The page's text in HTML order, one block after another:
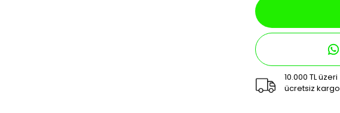
10.000 TL üzeri
ücretsiz kargo